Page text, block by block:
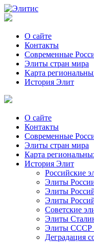
О сайте
Контакты
Современные
Элиты стран мира
Kартa
История Элит
О сайте
Контакты
Современные
Элиты стран мира
Картa
История Элит
Российские
Элиты
Элиты
Элиты
Советские
Элиты
Элиты СССР
Деградация